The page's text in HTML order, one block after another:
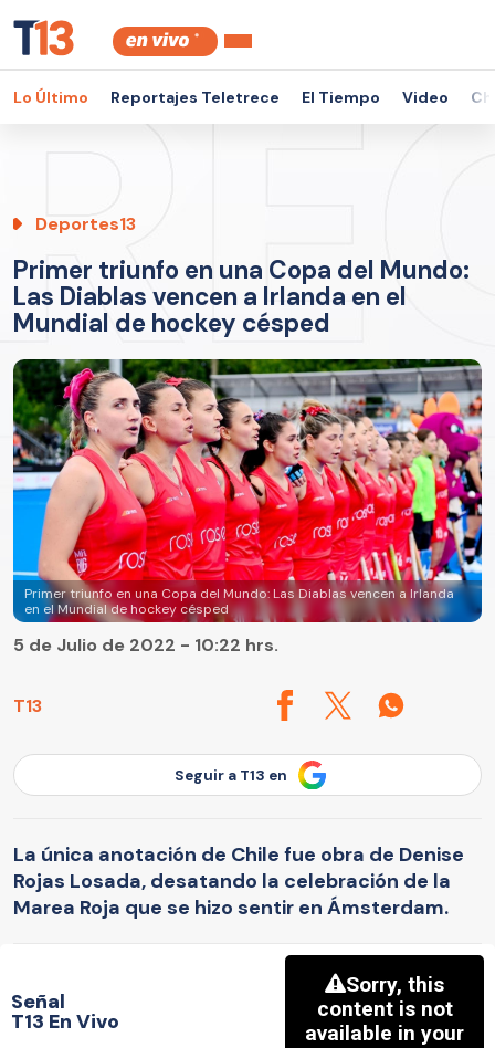
Lo Último Reportajes Teletrece El Tiempo Video
Deportes13
Primer triunfo en una Copa del Mundo:
Las Diablas vencen a Irlanda en el
Mundial de hockey césped
Primer triunfo en una Copa del Mundo: Las Diablas vencen a Irlanda
en el Mundial de hockey césped
T13
5 de Julio de 2022 - 10:22 hrs.
Seguir a T13 en
La única anotación de Chile fue obra de Denise
Rojas Losada, desatando la celebración de la
Marea Roja que se hizo sentir en Ámsterdam.
Señal
T13 En Vivo